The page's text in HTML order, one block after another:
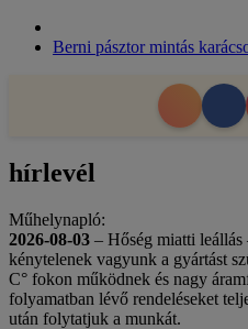
Berni pásztor mintás
hírlevél
Műhelynapló:
2026-08-03 – Hőség miatti leállás
kénytelenek vagyunk a gyártást
C° fokon működnek és nagy
folyamatban lévő rendeléseket
után folytatjuk a munkát.